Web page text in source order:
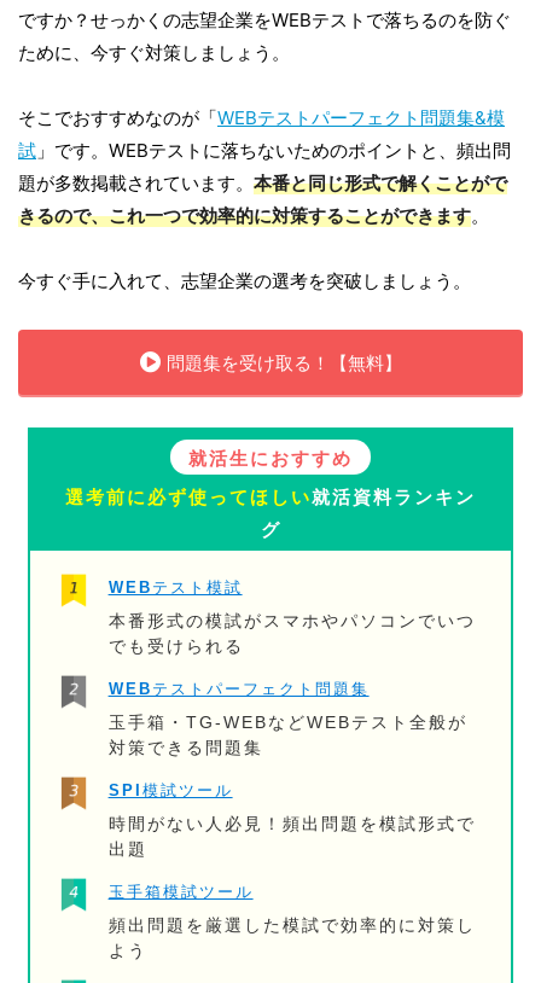
ですか？せっかくの志望企業をWEBテストで落ちるのを防ぐ
ために、今すぐ対策しましょう。
そこでおすすめなのが「WEBテストパーフェクト問題集&模
試 」です。WEBテストに落ちないためのポイントと、頻出問
題が多数掲載されています。 本番と同じ形式で解くことがで
きるので、これ一つで効率的に対策することができます。
今すぐ手に入れて、志望企業の選考を突破しましょう。
問題集を受け取る！【無料】
就活生におすすめ
選考前に必ず使ってほしい就活資料ランキン
グ
WEBテスト模試
本番形式の模試がスマホやパソコンでいつ
でも受けられる
WEBテストパーフェクト問題集
玉手箱・TG-WEBなどWEBテスト全般が
対策できる問題集
SPI模試ツール
時間がない人必見！頻出問題を模試形式で
出題
玉手箱模試ツール
頻出問題を厳選した模試で効率的に対策し
よう